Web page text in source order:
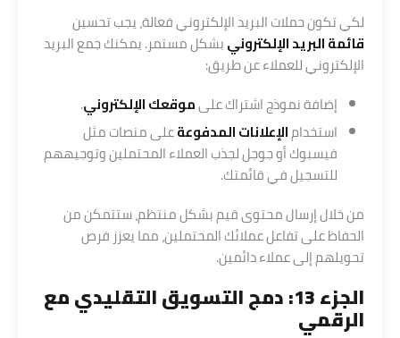
لكي تكون حملات البريد الإلكتروني فعالة، يجب تحسين
قائمة البريد الإلكترونيبشكل مستمر. يمكنك جمع البريد
الإلكتروني للعملاء عن طريق:
إضافة نموذج اشتراك علىموقعك الإلكتروني.
استخدامالإعلانات المدفوعةعلى منصات مثل
فيسبوك أو جوجل لجذب العملاء المحتملين وتوجيههم
للتسجيل في قائمتك.
من خلال إرسال محتوى قيم بشكل منتظم، ستتمكن من
الحفاظ على تفاعل عملائك المحتملين، مما يعزز فرص
تحويلهم إلى عملاء دائمين.
الجزء 13: دمج التسويق التقليدي مع
الرقمي